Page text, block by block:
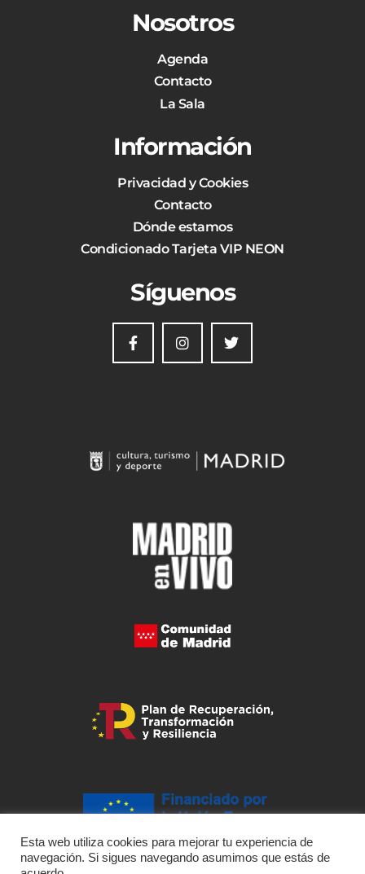
Nosotros
Agenda
Contacto
La Sala
Información
Privacidad y Cookies
Contacto
Dónde estamos
Condicionado Tarjeta VIP NEON
Síguenos
Esta web utiliza cookies para mejorar tu experiencia de
navegación. Si sigues navegando asumimos que estás de